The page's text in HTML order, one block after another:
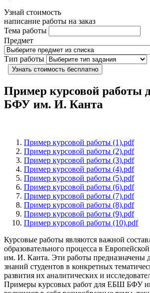
Узнай стоимость
написание работы на заказ
Тема работы
Предмет
Тип работы
Узнать стоимость бесплатно
Пример курсовой
БФУ им. И. Канта
Пример курсовой работы (1).pdf
Пример курсовой работы (2).pdf
Пример курсовой работы (3).pdf
Пример курсовой работы (4).pdf
Пример курсовой работы (5).pdf
Пример курсовой работы (6).pdf
Пример курсовой работы (7).pdf
Пример курсовой работы (8).pdf
Пример курсовой работы (9).pdf
Пример курсовой работы (10).pdf
Курсовые работы являются важной
образовательного процесса в
им. И. Канта. Эти работы предназначены
знаний студентов в конкретных
развития их аналитических и
Примеры курсовых работ для ЕБШ БФУ